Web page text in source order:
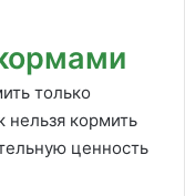
только
кормить
ценность